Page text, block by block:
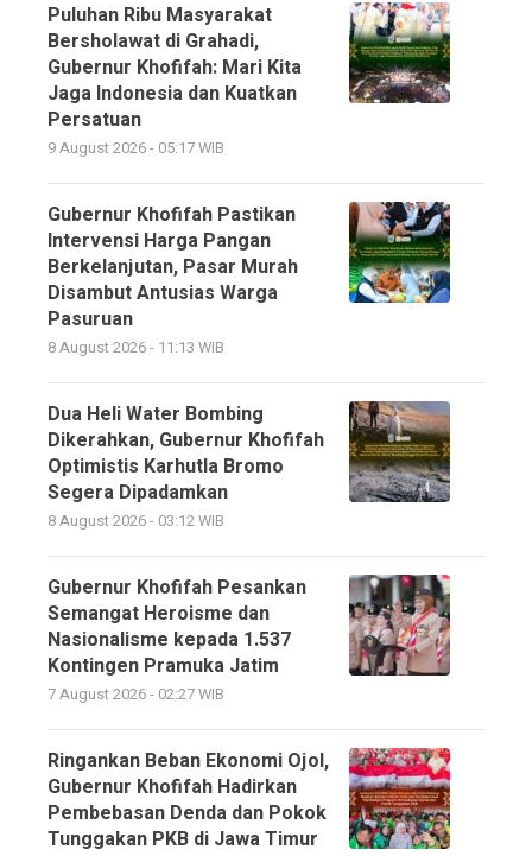
Puluhan Ribu Masyarakat
Bersholawat di Grahadi,
Gubernur Khofifah: Mari Kita
Jaga Indonesia dan Kuatkan
Persatuan
9 August 2026 - 05:17 WIB
Gubernur Khofifah Pastikan
Intervensi Harga Pangan
Berkelanjutan, Pasar Murah
Disambut Antusias Warga
Pasuruan
8 August 2026 - 11:13 WIB
Dua Heli Water Bombing
Dikerahkan, Gubernur Khofifah
Optimistis Karhutla Bromo
Segera Dipadamkan
8 August 2026 - 03:12 WIB
Gubernur Khofifah Pesankan
Semangat Heroisme dan
Nasionalisme kepada 1.537
Kontingen Pramuka Jatim
7 August 2026 - 02:27 WIB
Ringankan Beban Ekonomi Ojol,
Gubernur Khofifah Hadirkan
Pembebasan Denda dan Pokok
Tunggakan PKB di Jawa Timur